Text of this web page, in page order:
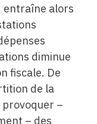
entraîne alors
diminue
fiscale. De
de la
–
– des